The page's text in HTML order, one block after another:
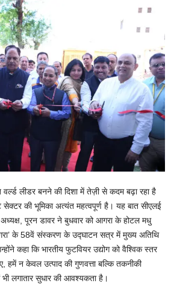
वर्ल्ड लीडर बनने की दिशा में तेज़ी से कदम बढ़ा रहा है
की भूमिका अत्यंत महत्वपूर्ण है। यह बात सीएलई
पूरन डावर ने बुधवार को आगरा के होटल मधु
के 58वें संस्करण के उद्घाटन सत्र में मुख्य अतिथि
कहा कि भारतीय फुटवियर उद्योग को वैश्विक स्तर
हमें न केवल उत्पाद की गुणवत्ता बल्कि तकनीकी
लगातार सुधार की आवश्यकता है।